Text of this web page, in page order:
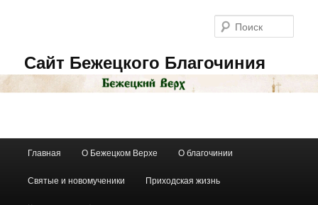
Сайт Бежецкого Благочиния
Главная О Бежецком Верхе О благочинии
Святые и новомученики Приходская жизнь